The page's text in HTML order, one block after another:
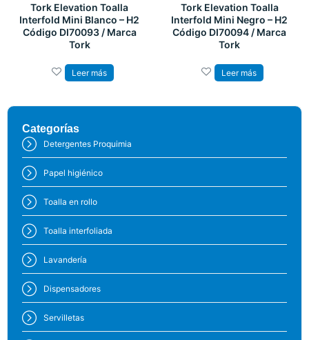
Categorías
Detergentes Proquimia
Papel higiénico
Toalla en rollo
Toalla interfoliada
Lavandería
Dispensadores
Servilletas
Tork Elevation Toalla
Interfold Mini Blanco – H2
Código DI70093 / Marca
Tork
Leer más
Tork Elevation Toalla
Interfold Mini Negro – H2
Código DI70094 / Marca
Tork
Leer más